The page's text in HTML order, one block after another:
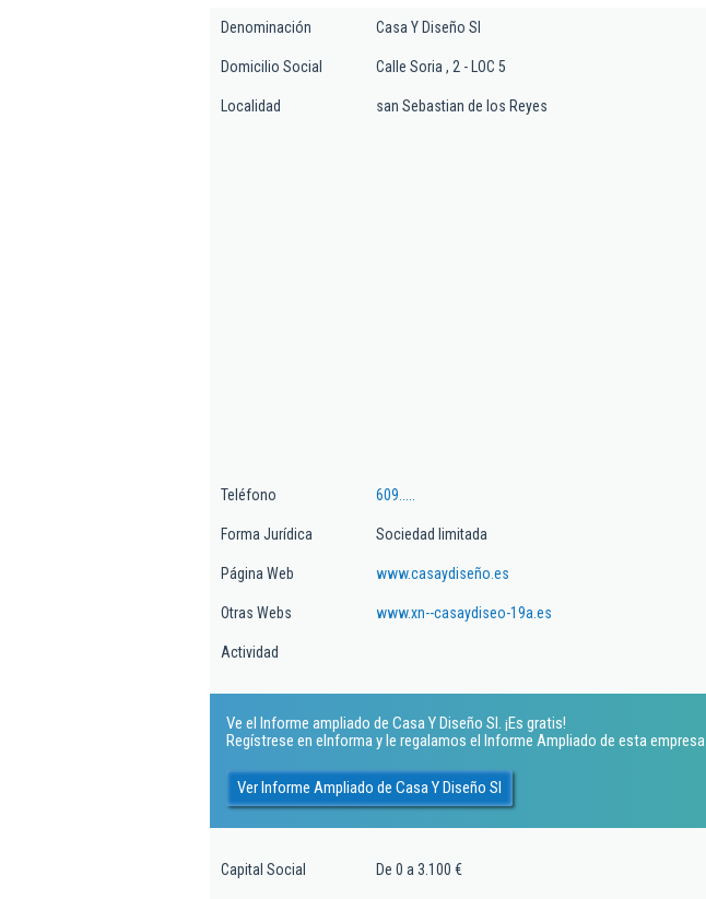
Denominación Casa Y Diseño Sl
Domicilio Social Calle Soria , 2 - LOC 5
Localidad san Sebastian de los Reyes
Teléfono 609.....
Forma Jurídica Sociedad limitada
Página Web www.casaydiseño.es
Otras Webs www.xn--casaydiseo-19a.es
Actividad
Ve el Informe ampliado de Casa Y Diseño Sl. ¡Es gratis!
Regístrese en eInforma y le regalamos el Informe Ampliado de esta empresa
Ver Informe Ampliado de Casa Y Diseño Sl
Capital Social De 0 a 3.100 €